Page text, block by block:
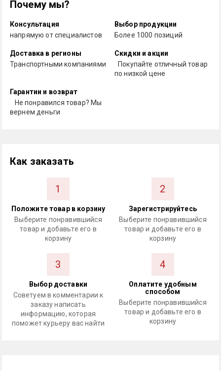
Почему мы?
Консультация
напрямую от специалистов
Выбор продукции
Более 1000 позиций
Доставка в регионы
Транспортными компаниями
Скидки и акции
Покупайте отличный товар
по низкой цене
Гарантии и возврат
Не понравился товар? Мы
вернем деньги
Как заказать
1
Положите товар в корзину
Выберите понравившийся
товар и добавьте его в
корзину
2
Зарегистрируйтесь
Выберите понравившийся
товар и добавьте его в
корзину
3
Выбор доставки
Советуем в комментарии к
заказу написать
информацию, которая
поможет курьеру вас найти
4
Оплатите удобным
способом
Выберите понравившийся
товар и добавьте его в
корзину